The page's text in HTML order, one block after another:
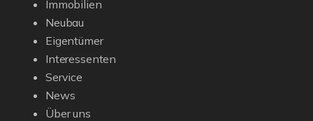
Immobilien
Neubau
Eigentümer
Interessenten
Service
News
Über uns